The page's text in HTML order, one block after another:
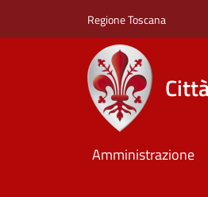
Regione Toscana
Amministrazione